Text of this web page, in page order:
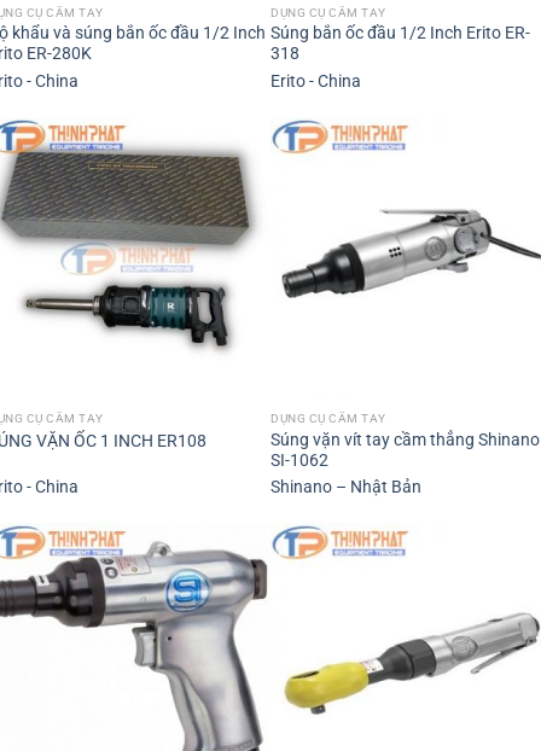
CỤ CẦM TAY
khẩu và súng bắn ốc đầu 1/2 Inch
ER-280K
- China
DỤNG CỤ CẦM TAY
Súng bắn ốc đầu 1/2 Inch Erito ER-
318
Erito - China
CỤ CẦM TAY
VẶN ỐC 1 INCH ER108
- China
DỤNG CỤ CẦM TAY
Súng vặn vít tay cầm thẳng Shinano
SI-1062
Shinano – Nhật Bản